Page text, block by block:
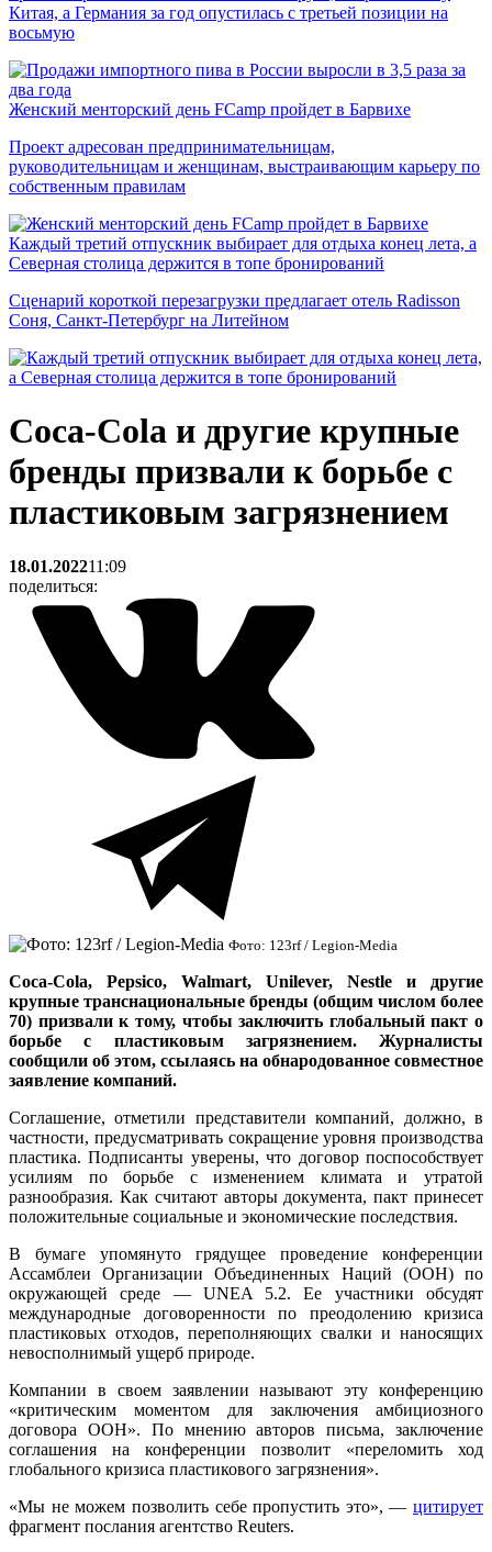
Китая, а Германия за год опустилась с третьей позиции на
восьмую
Женский менторский день FCamp пройдет в Барвихе
Проект адресован предпринимательницам,
руководительницам и женщинам, выстраивающим карьеру по
собственным правилам
Каждый третий отпускник выбирает для отдыха конец лета, а
Северная столица держится в топе бронирований
Сценарий короткой перезагрузки предлагает отель Radisson
Соня, Санкт-Петербург на Литейном
Coca-Cola и другие крупные
бренды призвали к борьбе с
пластиковым загрязнением
18.01.202211:09
поделиться:
Фото: 123rf / Legion-Media
Coca-Cola, Pepsico, Walmart, Unilever, Nestle и другие
крупные транснациональные бренды (общим числом более
70) призвали к тому, чтобы заключить глобальный пакт о
борьбе с пластиковым загрязнением. Журналисты
сообщили об этом, ссылаясь на обнародованное совместное
заявление компаний.
Соглашение, отметили представители компаний, должно, в
частности, предусматривать сокращение уровня производства
пластика. Подписанты уверены, что договор поспособствует
усилиям по борьбе с изменением климата и утратой
разнообразия. Как считают авторы документа, пакт принесет
положительные социальные и экономические последствия.
В бумаге упомянуто грядущее проведение конференции
Ассамблеи Организации Объединенных Наций (ООН) по
окружающей среде — UNEA 5.2. Ее участники обсудят
международные договоренности по преодолению кризиса
пластиковых отходов, переполняющих свалки и наносящих
невосполнимый ущерб природе.
Компании в своем заявлении называют эту конференцию
«критическим моментом для заключения амбициозного
договора ООН». По мнению авторов письма, заключение
соглашения на конференции позволит «переломить ход
глобального кризиса пластикового загрязнения».
«Мы не можем позволить себе пропустить это», — цитирует
фрагмент послания агентство Reuters.